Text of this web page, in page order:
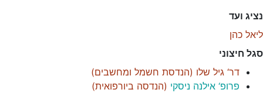
נציג ועד
ליאל כהן
סגל חיצוני
דר‘ גיל שלו (הנדסת חשמל ומחשבים)
פרופ‘ אילנה ניסקי (הנדסה ביורפואית)